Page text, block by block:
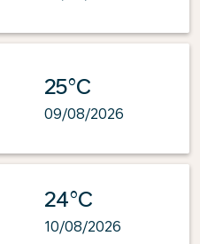
25°C
09/08/2026
24°C
10/08/2026